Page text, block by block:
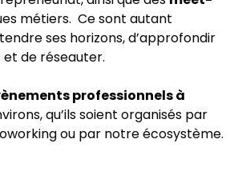
métiers. Ce sont autant
ses horizons, d’approfondir
et de réseauter.
professionnels à
qu’ils soient organisés par
ou par notre écosystème.